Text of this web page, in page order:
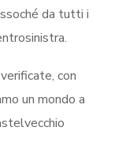
da tutti i
con
un mondo a